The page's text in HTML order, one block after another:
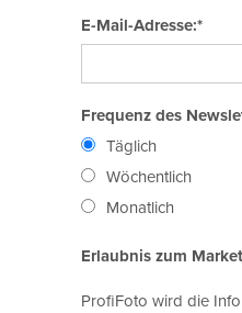
E-Mail-Adresse:*
Frequenz des
Täglich
Wöchentlich
Monatlich
Erlaubnis zum
ProfiFoto wird die